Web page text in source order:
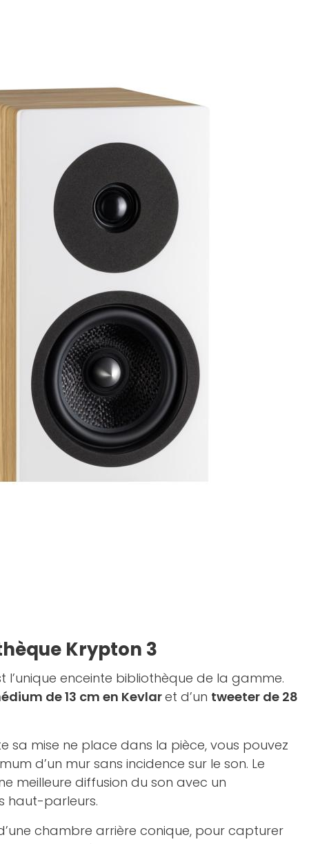
Krypton 3
l’unique enceinte bibliothèque de la gamme.
de 13 cm en Kevlaret d’un tweeter de 28
sa mise ne place dans la pièce, vous pouvez
d’un mur sans incidence sur le son. Le
meilleure diffusion du son avec un
haut-parleurs.
chambre arrière conique, pour capturer